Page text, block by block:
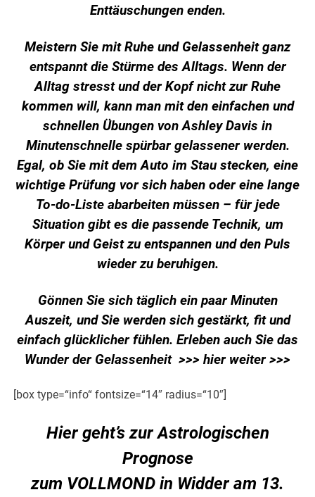
Enttäuschungen enden.
Meistern Sie mit Ruhe und Gelassenheit ganz
entspannt die Stürme des Alltags. Wenn der
Alltag stresst und der Kopf nicht zur Ruhe
kommen will, kann man mit den einfachen und
schnellen Übungen von Ashley Davis in
Minutenschnelle spürbar gelassener werden.
Egal, ob Sie mit dem Auto im Stau stecken, eine
wichtige Prüfung vor sich haben oder eine lange
To-do-Liste abarbeiten müssen – für jede
Situation gibt es die passende Technik, um
Körper und Geist zu entspannen und den Puls
wieder zu beruhigen.
Gönnen Sie sich täglich ein paar Minuten
Auszeit, und Sie werden sich gestärkt, fit und
einfach glücklicher fühlen. Erleben auch Sie das
Wunder der Gelassenheit >>> hier weiter >>>
[box type=“info“ fontsize=“14″ radius=“10″]
Hier geht’s zur Astrologischen
Prognose
zum VOLLMOND in Widder am 13.